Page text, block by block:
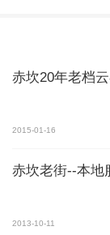
赤坎20年老档
2015-01-16
赤坎老街--本地
2013-10-11